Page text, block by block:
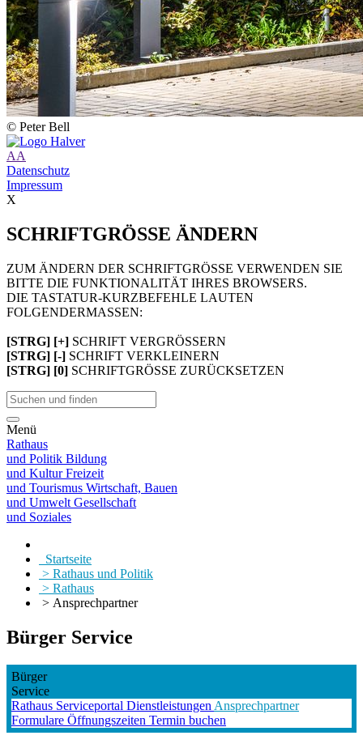
© Peter Bell
AA
Datenschutz
Impressum
X
SCHRIFTGRÖSSE ÄNDERN
ZUM ÄNDERN DER SCHRIFTGRÖSSE VERWENDEN SIE
BITTE DIE FUNKTIONALITÄT IHRES BROWSERS.
DIE TASTATUR-KURZBEFEHLE LAUTEN
FOLGENDERMASSEN:
[STRG] [+] SCHRIFT VERGRÖSSERN
[STRG] [-] SCHRIFT VERKLEINERN
[STRG] [0] SCHRIFTGRÖSSE ZURÜCKSETZEN
Menü
Rathaus
und Politik Bildung
und KulturFreizeit
und Tourismus Wirtschaft, Bauen
und Umwelt Gesellschaft
und Soziales
Startseite
> Rathaus und Politik
> Rathaus
> Ansprechpartner
Bürger Service
Bürger
Service
Rathaus Serviceportal Dienstleistungen Ansprechpartner
Formulare Öffnungszeiten Termin buchen